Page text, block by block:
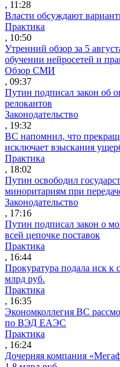
, 11:28
Власти обсуждают
Практика
, 10:50
Утренний обзор за 5
обучении нейросетей и
Обзор СМИ
, 09:37
Путин подписал закон об
релокантов
Законодательство
, 19:32
ВС напомнил, что
исключает взыскания
Практика
, 18:02
Путин освободил
миноритариям при
Законодательство
, 17:16
Путин подписал закон о
всей цепочке поставок
Практика
, 16:44
Прокуратура подала иск
млрд руб.
Практика
, 16:35
Экономколлегия ВС
по ВЭД ЕАЭС
Практика
, 16:24
Дочерняя компания